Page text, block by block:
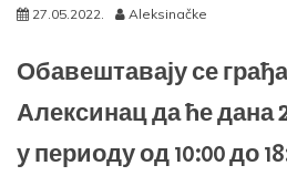
27.05.2022. Aleksinačke
Обавештавају се
Алексинац да ће дана
у периоду од 10:00 до